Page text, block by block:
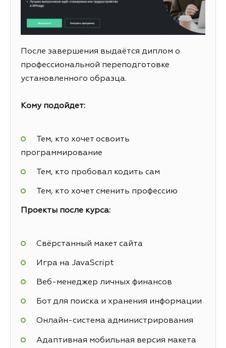
После завершения выдаётся диплом о
профессиональной переподготовке
установленного образца.
Кому подойдет:
Тем, кто хочет освоить
программирование
Тем, кто пробовал кодить сам
Тем, кто хочет сменить профессию
Проекты после курса:
Свёрстанный макет сайта
Игра на JavaScript
Веб-менеджер личных финансов
Бот для поиска и хранения информации
Онлайн-система администрирования
Адаптивная мобильная версия макета